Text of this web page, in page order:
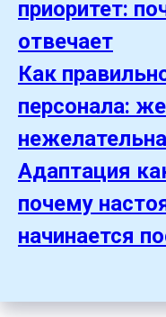
приоритет:
отвечает
Как
персонала:
Адаптация
почему
начинается